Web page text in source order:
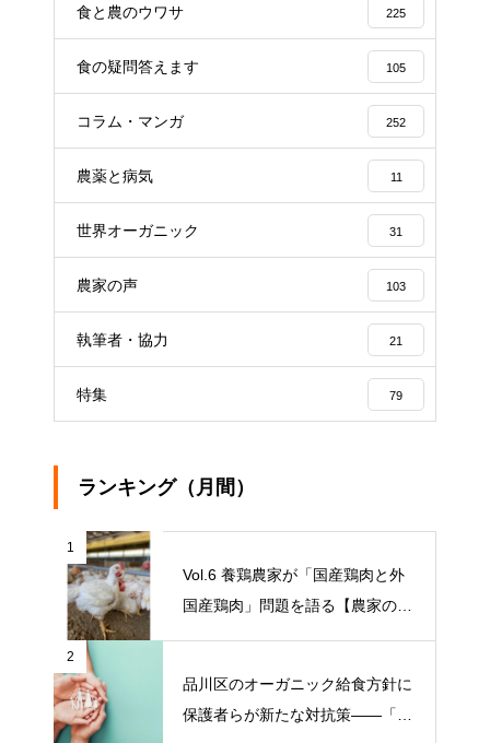
食と農のウワサ 225
食の疑問答えます 105
コラム・マンガ 252
農薬と病気 11
世界オーガニック 31
農家の声 103
執筆者・協力 21
特集 79
ランキング（月間）
1
Vol.6 養鶏農家が「国産鶏肉と外
国産鶏肉」問題を語る【農家の本
2
品川区のオーガニック給食方針に
保護者らが新たな対抗策——「品